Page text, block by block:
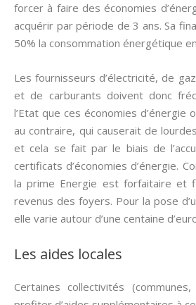
forcer à faire des économies
acquérir par période de 3 ans. Sa
50% la consommation énergétique
Les fournisseurs d’électricité, de
et de carburants doivent donc
l’Etat que ces économies d’énergie
au contraire, qui causerait de
et cela se fait par le biais de
certificats d’économies d’énergie.
la prime Energie est forfaitaire et
revenus des foyers. Pour la pose
elle varie autour d’une centaine
Les aides locales
Certaines collectivités